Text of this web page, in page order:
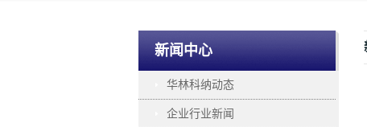
新闻中心
华林科纳动态
企业行业新闻